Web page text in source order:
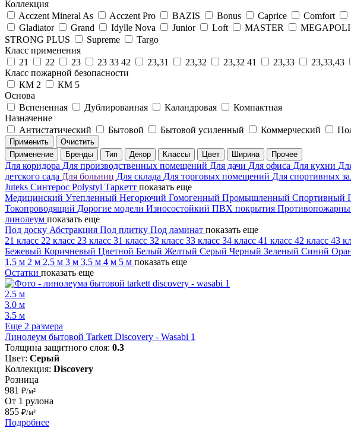
Коллекция
Acczent Mineral As
Acczent Pro BAZIS Bonus Caprice Comfort
Gladiator
Grand Idylle Nova Junior Loft MASTER
STRONG PLUS
Supreme
Targo
Класс применения
21
22 23 23 33 42 23,31 23,32 23,32 41 23,33 23,33,43
Класс пожарной безопасности
КМ 2
КМ 5
Основа
Вспененная
Дублированная Каландровая
Компактная
Назначение
Антистатический
Бытовой Бытовой усиленный Коммерческий
Применить
Очистить
Применение
Бренды Тип Декор Классы Цвет Ширина Прочее
Для коридора Для производственных помещений Для дачи Для офиса Для кухни
детского сада Для больниц Для склада Для торговых помещений Для спортивных
Juteks Синтерос Polystyl Таркетт показать еще
Медицинский Утепленный Негорючий Гомогенный Промышленный Спортивный
Токопроводящий Дорогие модели Износостойкий ПВХ покрытия
линолеум показать еще
Под доску Абстракция Под плитку Под ламинат показать еще
21 класс 22 класс 23 класс 31 класс 32 класс 33 класс 34 класс 41 класс 42 класс 43
Бежевый Коричневый Цветной Белый Желтый Серый Черный Зеленый Синий
1,5 м 2 м 2,5 м 3 м 3,5 м 4 м 5 м показать еще
Остатки показать еще
2.5 м
3.0 м
3.5 м
Еще 2 размера
Линолеум бытовой Tarkett Discovery - Wasabi 1
Толщина защитного слоя: 0.3
Цвет: Серый
Коллекция: Discovery
Розница
981 ₽/м²
От 1 рулона
855 ₽/м²
Подробнее